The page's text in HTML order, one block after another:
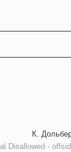
К.
Disallowed -